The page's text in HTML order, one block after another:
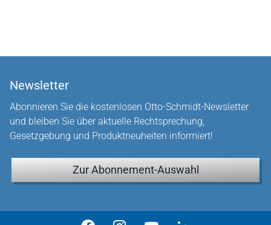
Newsletter
Abonnieren Sie die kostenlosen Otto-Schmidt-Newsletter
und bleiben Sie über aktuelle Rechtsprechung,
Gesetzgebung und Produktneuheiten informiert!
Zur Abonnement-Auswahl